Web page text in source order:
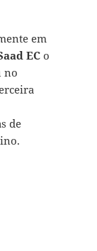
em
ECo
no
de